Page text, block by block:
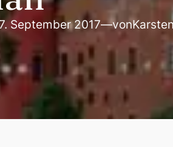
September 2017—von